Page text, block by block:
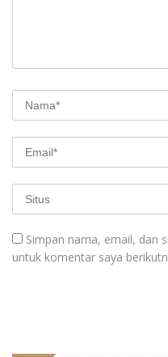
Simpan nama, email, dan
untuk komentar saya